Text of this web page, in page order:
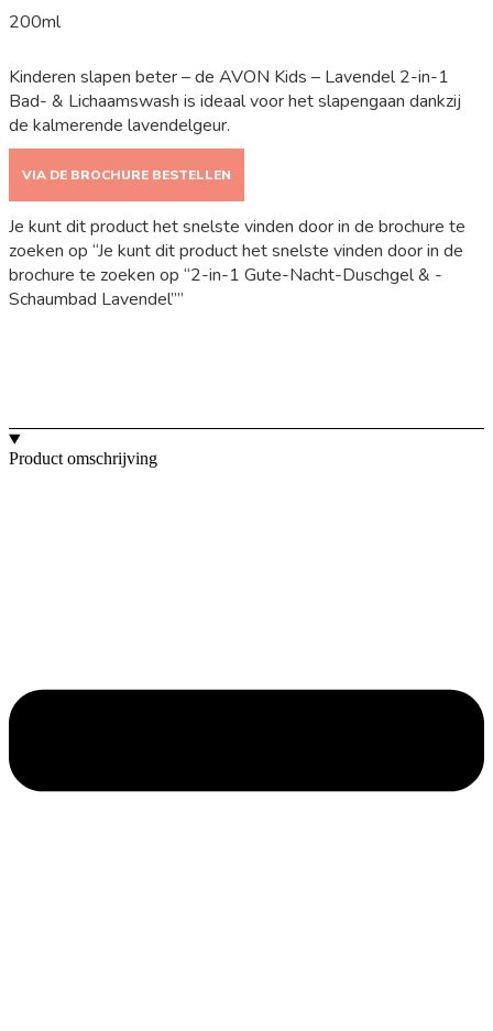
200ml
Kinderen slapen beter – de AVON Kids – Lavendel 2-in-1
Bad- & Lichaamswash is ideaal voor het slapengaan dankzij
de kalmerende lavendelgeur.
VIA DE BROCHURE BESTELLEN
Je kunt dit product het snelste vinden door in de brochure te
zoeken op “Je kunt dit product het snelste vinden door in de
brochure te zoeken op “2-in-1 Gute-Nacht-Duschgel & -
Schaumbad Lavendel””
Product omschrijving